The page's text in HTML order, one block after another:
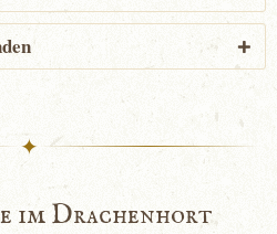
✦
im Drachenhort